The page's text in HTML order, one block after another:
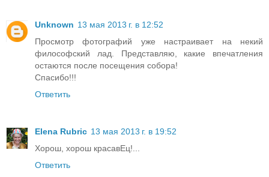
Unknown 13 мая 2013 г. в 12:52
Просмотр фотографий уже настраивает на некий
философский лад. Представляю, какие впечатления
остаются после посещения собора!
Спасибо!!!
Ответить
Elena Rubric 13 мая 2013 г. в 19:52
Хорош, хорош красавЕц!...
Ответить